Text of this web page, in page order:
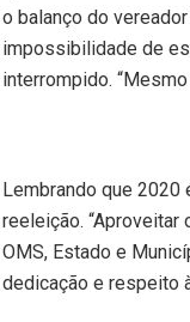
o balanço do
impossibilidade de
interrompido.
Lembrando que 2020
reeleição.
OMS, Estado e
dedicação e respeito